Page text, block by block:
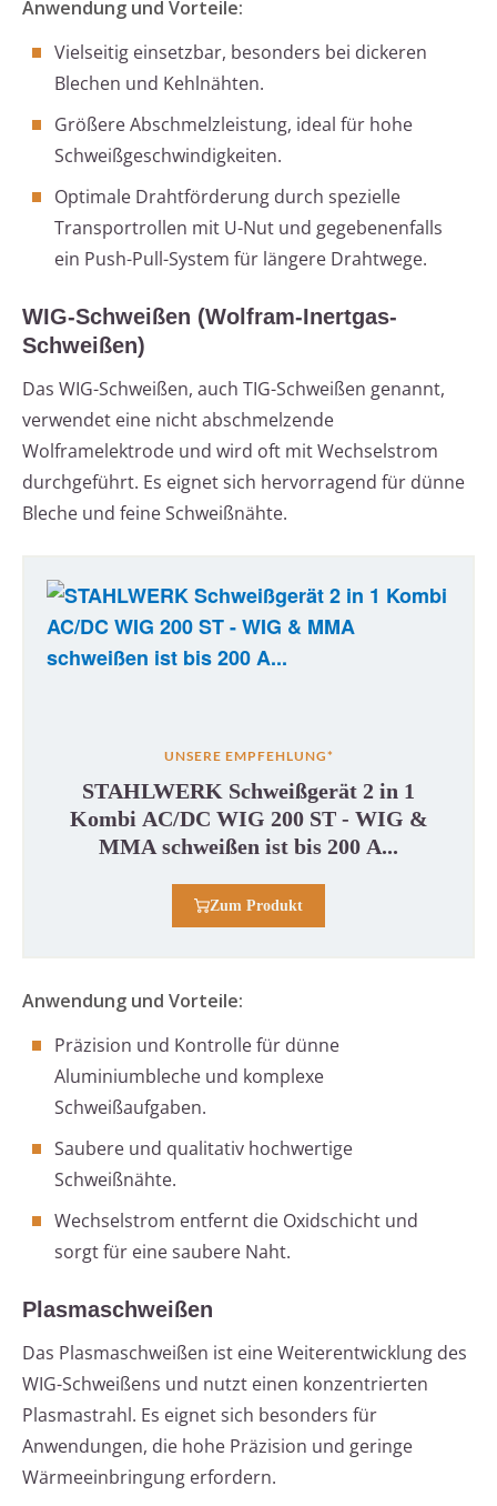
Anwendung und Vorteile:
Vielseitig einsetzbar, besonders bei dickeren
Blechen und Kehlnähten.
Größere Abschmelzleistung, ideal für hohe
Schweißgeschwindigkeiten.
Optimale Drahtförderung durch spezielle
Transportrollen mit U-Nut und gegebenenfalls
ein Push-Pull-System für längere Drahtwege.
WIG-Schweißen (Wolfram-Inertgas-
Schweißen)
Das WIG-Schweißen, auch TIG-Schweißen genannt,
verwendet eine nicht abschmelzende
Wolframelektrode und wird oft mit Wechselstrom
durchgeführt. Es eignet sich hervorragend für dünne
Bleche und feine Schweißnähte.
UNSERE EMPFEHLUNG*
STAHLWERK Schweißgerät 2 in 1
Kombi AC/DC WIG 200 ST - WIG &
MMA schweißen ist bis 200 A...
Zum Produkt
Anwendung und Vorteile:
Präzision und Kontrolle für dünne
Aluminiumbleche und komplexe
Schweißaufgaben.
Saubere und qualitativ hochwertige
Schweißnähte.
Wechselstrom entfernt die Oxidschicht und
sorgt für eine saubere Naht.
Plasmaschweißen
Das Plasmaschweißen ist eine Weiterentwicklung des
WIG-Schweißens und nutzt einen konzentrierten
Plasmastrahl. Es eignet sich besonders für
Anwendungen, die hohe Präzision und geringe
Wärmeeinbringung erfordern.